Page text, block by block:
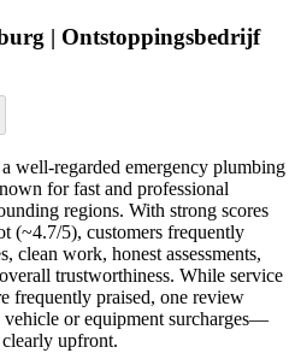
| Ontstoppingsbedrijf
well-regarded emergency plumbing
for fast and professional
regions. With strong scores
(~4.7/5), customers frequently
clean work, honest assessments,
trustworthiness. While service
frequently praised, one review
or equipment surcharges—
upfront.